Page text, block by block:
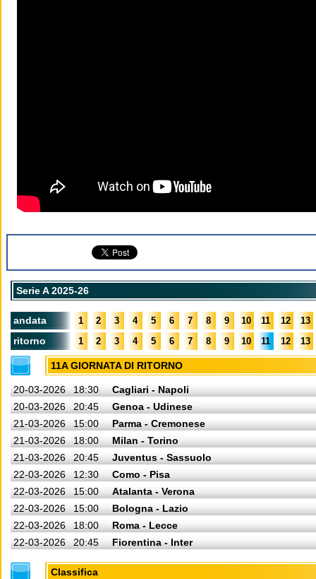
Serie A 2025-26
andata 1 2 3 4 5 6 7 8 9 10 11 12 13
ritorno 1 2 3 4 5 6 7 8 9 10 11 12 13
11A GIORNATA DI RITORNO
20-03-2026 18:30
Cagliari - Napoli
20-03-2026
20:45
Genoa - Udinese
21-03-2026
15:00
Parma - Cremonese
21-03-2026
18:00
Milan - Torino
21-03-2026
20:45
Juventus - Sassuolo
22-03-2026
12:30
Como - Pisa
22-03-2026
15:00
Atalanta - Verona
22-03-2026
15:00
Bologna - Lazio
22-03-2026
18:00
Roma - Lecce
22-03-2026
20:45 Fiorentina - Inter
Classifica